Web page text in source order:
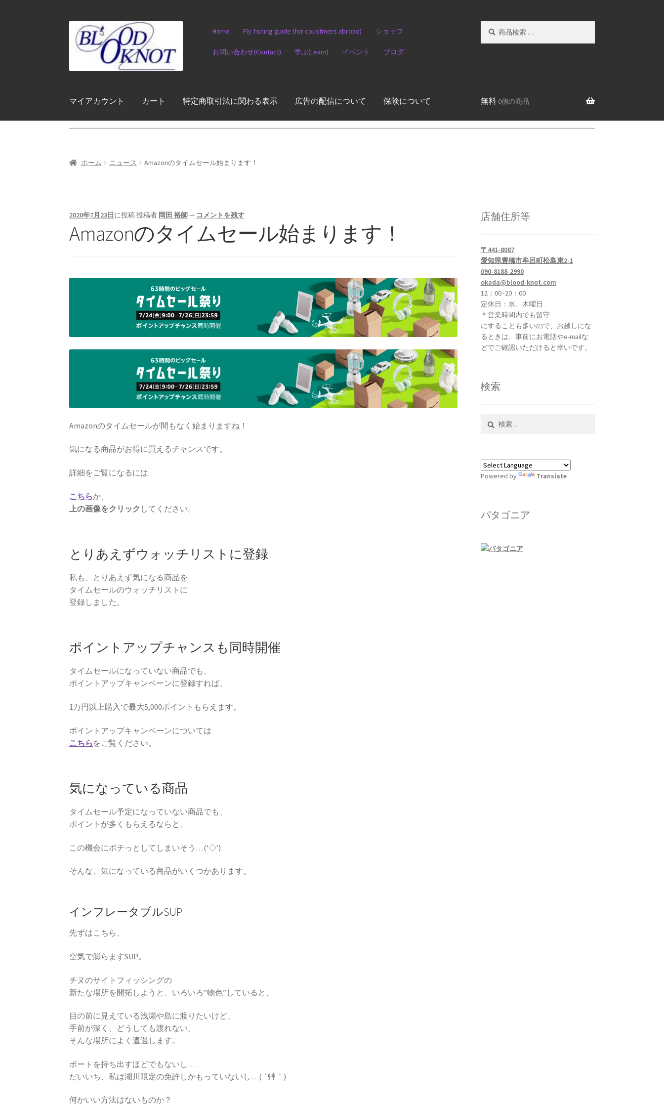
ビ
ン
プ
ン
ス
Home Fly fishing guide (for coustmers abroad) ショップ
お問い合わせ(Contact) 学ぶ(Learn) イベント ブログ
マイアカウント カート 特定商取引法に関わる表示 広告の配信について 保険について 無料 0個の商品
ホーム ニュース Amazonのタイムセール始まります！
2020年7月23日に投稿投稿者 岡田 裕師— コメントを残す
Amazonのタイムセール始まります！
Amazonのタイムセールが間もなく始まりますね！
気になる商品がお得に買えるチャンスです。
詳細をご覧になるには
こちらか、
上の画像をクリック してください。
とりあえずウォッチリストに登録
私も、とりあえず気になる商品を
タイムセールのウォッチリストに
登録しました。
ポイントアップチャンスも同時開催
タイムセールになっていない商品でも、
ポイントアップキャンペーンに登録すれば、
1万円以上購入で最大5,000ポイントもらえます。
ポイントアップキャンペーンについては
こちら をご覧ください。
気になっている商品
タイムセール予定になっていない商品でも、
ポイントが多くもらえるならと、
この機会にポチっとしてしまいそう…(‘◇’)ゞ
そんな、気になっている商品がいくつかあります。
インフレータブルSUP
先ずはこちら、
空気で膨らますSUP。
チヌのサイトフィッシングの
新たな場所を開拓しようと、いろいろ”物色”していると、
目の前に見えている浅瀬や島に渡りたいけど、
手前が深く、どうしても渡れない。
そんな場所によく遭遇します。
ボートを持ち出すほどでもないし…
だいいち、私は湖川限定の免許しかもっていないし…( ´艸｀)
何かいい方法はないものか？
店舗住所等
〒441-8087
愛知県豊橋市牟呂町松島東2-1
090-8188-2990
okada@blood-knot.com
12：00~20：00
定休日：水、木曜日
＊営業時間内でも留守
にすることも多いので、お越しにな
るときは、事前にお電話やe-mailな
どでご確認いただけると幸いです。
検索
Powered by Translate
パタゴニア